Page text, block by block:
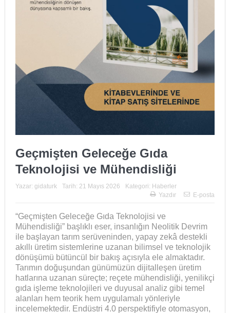
Geçmişten Geleceğe Gıda
Teknolojisi ve Mühendisliği
Yazar: gidaturk Tarih: 21 Mayıs 2026 Kategori: Haberler
Yazdır
E-posta
“Geçmişten Geleceğe Gıda Teknolojisi ve
Mühendisliği” başlıklı eser, insanlığın Neolitik Devrim
ile başlayan tarım serüveninden, yapay zekâ destekli
akıllı üretim sistemlerine uzanan bilimsel ve teknolojik
dönüşümü bütüncül bir bakış açısıyla ele almaktadır.
Tarımın doğuşundan günümüzün dijitalleşen üretim
hatlarına uzanan süreçte; reçete mühendisliği, yenilikçi
gıda işleme teknolojileri ve duyusal analiz gibi temel
alanları hem teorik hem uygulamalı yönleriyle
incelemektedir. Endüstri 4.0 perspektifiyle otomasyon,